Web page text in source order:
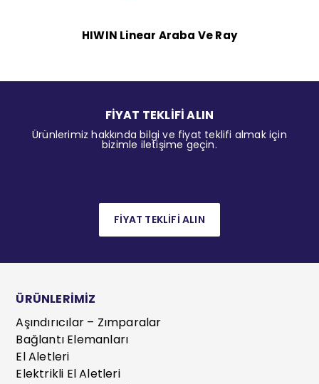
HIWIN Linear Araba Ve Ray
FİYAT TEKLİFİ ALIN
Ürünlerimiz hakkında bilgi ve fiyat teklifi almak için
bizimle iletişime geçin.
FİYAT TEKLİFİ ALIN
ÜRÜNLERİMİZ
Aşındırıcılar – Zımparalar
Bağlantı Elemanları
El Aletleri
Elektrikli El Aletleri